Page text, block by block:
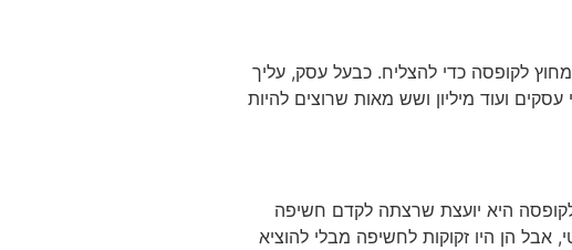
לקופסה כדי להצליח. כבעל עסק, עליך
ועוד מיליון ושש מאות שרוצים להיות
היא יועצת שרצתה לקדם חשיפה
אבל הן היו זקוקות לחשיפה מבלי להוציא